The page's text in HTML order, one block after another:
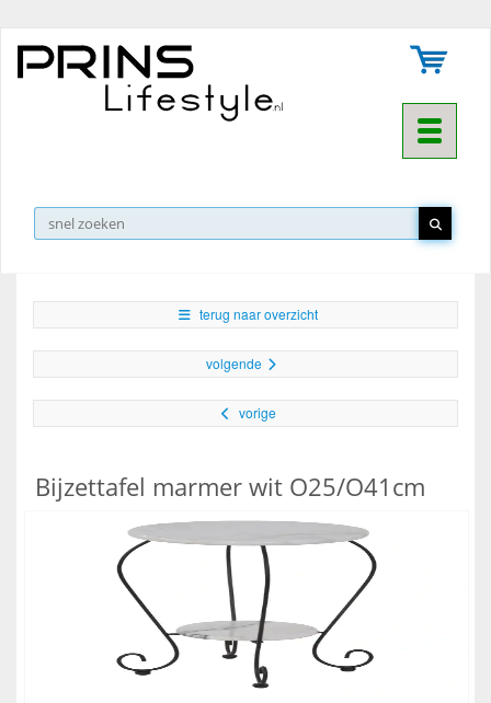
Toggle
▼
terug naar overzicht
volgende
vorige
Bijzettafel marmer wit O25/O41cm